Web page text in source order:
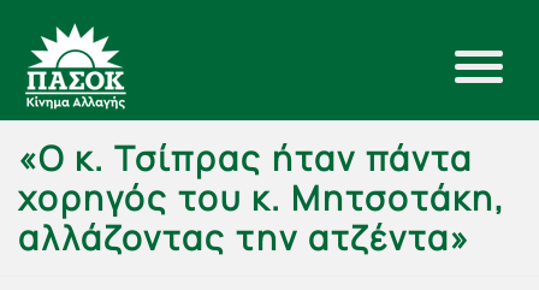
«Ο κ. Τσίπρας ήταν πάντα
χορηγός του κ. Μητσοτάκη,
αλλάζοντας την ατζέντα»